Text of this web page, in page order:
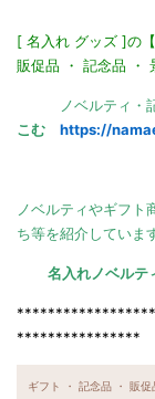
[ 名入れ グッズ ]の
販促品 ・ 記念品 ・
ノベルティ・記
こむ https://
ノベルティやギフト
ち等を紹介していま
名入れノベルテ
****************
ギフト ・ 記念品 ・ 販